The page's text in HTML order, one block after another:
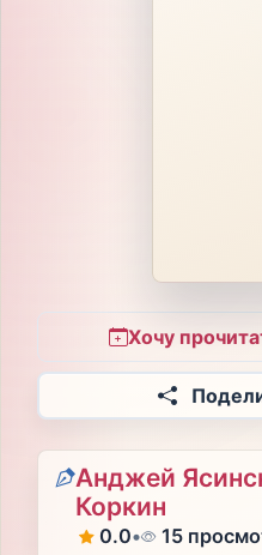
Хочу
Анджей
Коркин
0.0• 15